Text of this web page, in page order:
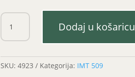
Pumpa
ulja
LDA
količina
Dodaj u košaricu
SKU: 4923 Kategorija: IMT 509